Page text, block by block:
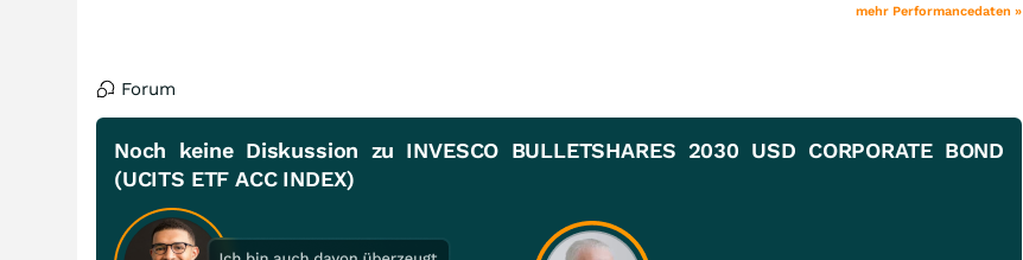
mehr Performancedaten »
Forum
Noch keine Diskussion zu INVESCO BULLETSHARES 2030 USD CORPORATE BOND
(UCITS ETF ACC INDEX)